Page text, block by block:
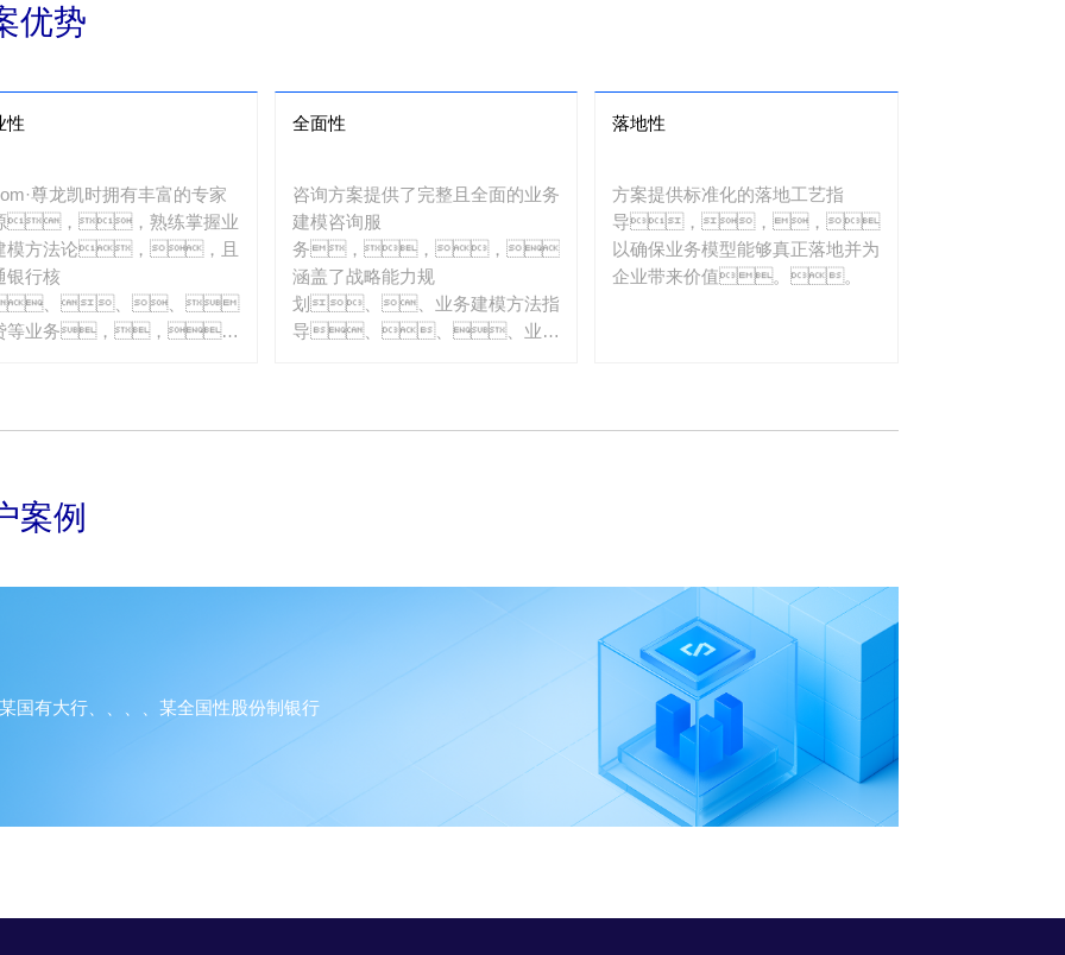
型。。。。
3）数据模型：分析业务流
属性和关系。。建立
数据模
型，，，，
明确数据的结
户角
色、、、、
场景和交互方式。。设
计用户体验模型，，
以优化用户与系统和流程的交互并
确保用户体验模型反映用户需求和
业务目
标。。。。
优势
性
尊龙凯时拥有丰富的专家
，，熟练掌握业
模方法论，，且
银行核
、、、、
等业务，，，
全面性
咨询方案提供了完整且全面的业务
建模咨询服
务，，，，
涵盖了战略能力规
划、、业务建模方法指
导、、、业务
落地性
方案提供标准化的落地工艺指
导，，，，
以确保业务模型能够真正落地并为
企业带来价值。。
案例
某国有大行、、、、某全国性股份制银行